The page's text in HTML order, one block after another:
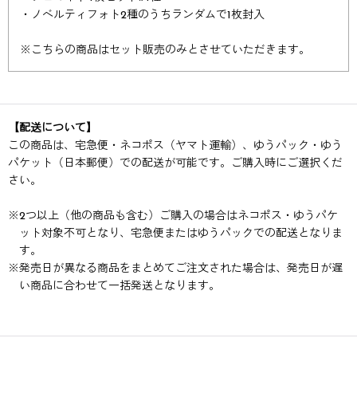
・ノベルティフォト2種のうちランダムで1枚封入
※ こちらの商品はセット販売のみとさせていただきます。
【配送について】
この商品は、宅急便・ネコポス（ヤマト運輸）、ゆうパック・ゆう
パケット（日本郵便）での配送が可能です。ご購入時にご選択くだ
さい。
※2つ以上（他の商品も含む）ご購入の場合はネコポス・ゆうパケ
ット対象不可となり、宅急便またはゆうパックでの配送となりま
す。
※発売日が異なる商品をまとめてご注文された場合は、発売日が遅
い商品に合わせて一括発送となります。